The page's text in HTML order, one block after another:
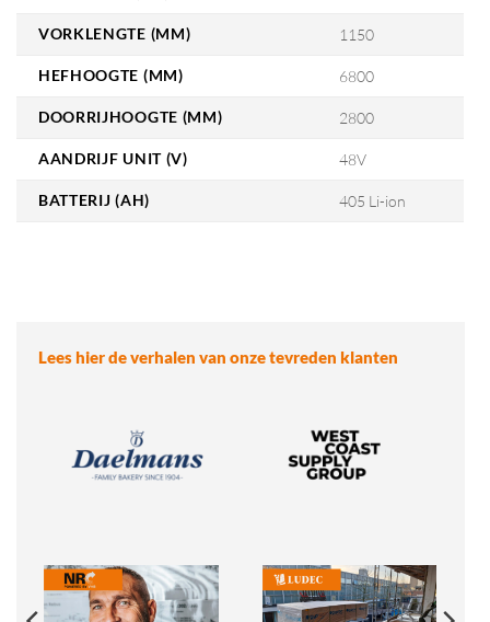
VORKLENGTE (MM) 1150
HEFHOOGTE (MM) 6800
DOORRIJHOOGTE (MM) 2800
AANDRIJF UNIT (V) 48V
BATTERIJ (AH) 405 Li-ion
Lees hier de verhalen van onze tevreden klanten